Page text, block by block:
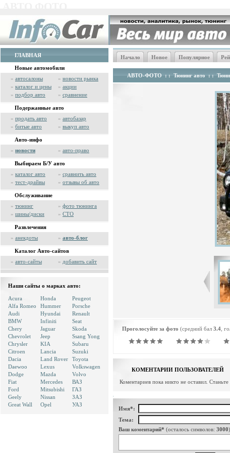
ГЛАВНАЯ
Новые автомобили
» автосалоны » новости рынка
» каталог и цены » акции
» подбор авто » сравнение
Подержанные авто
» продать авто » автобазар
» битые авто » выкуп авто
Авто-инфо
» новости » авто-право
Выбираем Б/У авто
» каталог авто » сравнить авто
» тест-драйвы » отзывы об авто
Обслуживание
» тюнинг » фото тюнинга
» шины/диски » СТО
Развлечения
» анекдоты » авто-блог
Каталог Авто-сайтов
» авто-сайты » добавить сайт
Наши сайты о марках авто:
Acura
Alfa Romeo
Audi
BMW
Chery
Chevrolet
Chrysler
Citroen
Dacia
Daewoo
Dodge
Fiat
Ford
Geely
Great Wall
Honda
Hummer
Hyundai
Infiniti
Jaguar
Jeep
KIA
Lancia
Land Rover
Lexus
Mazda
Mercedes
Mitsubishi
Nissan
Opel
Peugeot
Porsche
Renault
Seat
Skoda
Ssang Yong
Subaru
Suzuki
Toyota
Volkswagen
Volvo
ВАЗ
ГАЗ
ЗАЗ
УАЗ
Начало Новое Популярное
АВТО-ФОТО : : Тюнинг авто : :
Проголосуйте за фото (средний бал 3.4 ,
КОМЕНТАРИИ ПОЛЬЗОВАТЕЛЕЙ
Коментариев пока никто не оставил.
Имя*:
Тема:
Ваш коментарий* (осталось символов: 3000)